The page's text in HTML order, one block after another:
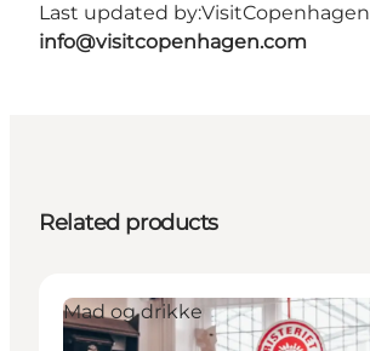
Last updated by:VisitCopenhagen
info@visitcopenhagen.com
Related products
Mad og drikke